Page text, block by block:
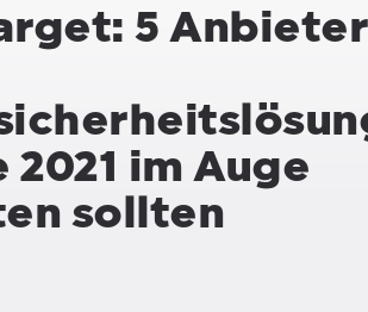
5 Anbieter
2021 im Auge
sollten